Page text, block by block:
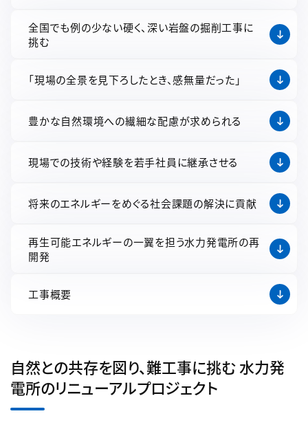
全国でも例の少ない硬く、深い岩盤の掘削工事に
挑む
「現場の全景を見下ろしたとき、感無量だった」
豊かな自然環境への繊細な配慮が求められる
現場での技術や経験を若手社員に継承させる
将来のエネルギーをめぐる社会課題の解決に貢献
再生可能エネルギーの一翼を担う水力発電所の再
開発
工事概要
自然との共存を図り、難工事に挑む 水力発
電所のリニューアルプロジェクト